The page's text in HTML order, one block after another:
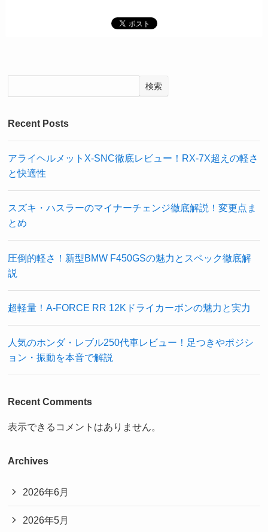
検索
Recent Posts
アライヘルメットX-SNC徹底レビュー！RX-7X超えの軽さ
と快適性
スズキ・ハスラーのマイナーチェンジ徹底解説！変更点ま
とめ
圧倒的軽さ！新型BMW F450GSの魅力とスペック徹底解
説
超軽量！A-FORCE RR 12Kドライカーボンの魅力と実力
人気のホンダ・レブル250代車レビュー！足つきやポジシ
ョン・振動を本音で解説
Recent Comments
表示できるコメントはありません。
Archives
2026年6月
2026年5月